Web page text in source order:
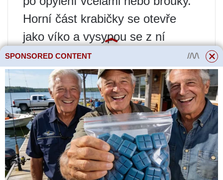
Horní část krabičky se otevře
jako víko a vysypou se z ní
hladká semínka dlouhá asi 2 mm.
Druhy a odrůdy celosia
SPONSORED CONTENT